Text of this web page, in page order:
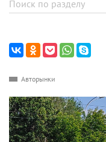
Авторынки